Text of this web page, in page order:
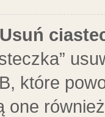
które
one